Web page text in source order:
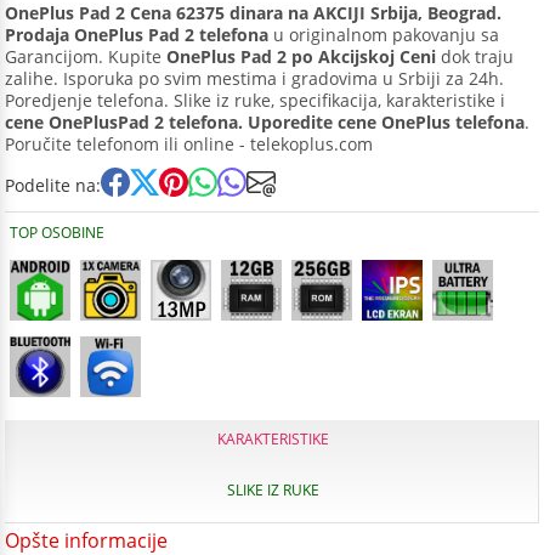
OnePlus Pad 2 Cena 62375 dinara na AKCIJI Srbija, Beograd.
Prodaja OnePlus Pad 2 telefona u originalnom pakovanju sa
Garancijom. Kupite OnePlus Pad 2 po Akcijskoj Ceni dok traju
zalihe. Isporuka po svim mestima i gradovima u Srbiji za 24h.
Poredjenje telefona. Slike iz ruke, specifikacija, karakteristike i
cene OnePlusPad 2 telefona. Uporedite cene OnePlus telefona.
Poručite telefonom ili online - telekoplus.com
Podelite na:
TOP OSOBINE
KARAKTERISTIKE
SLIKE IZ RUKE
Opšte informacije